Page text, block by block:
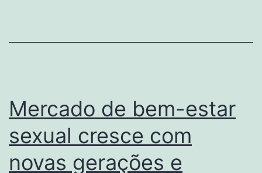
Mercado de bem-estar
sexual cresce com
novas gerações e